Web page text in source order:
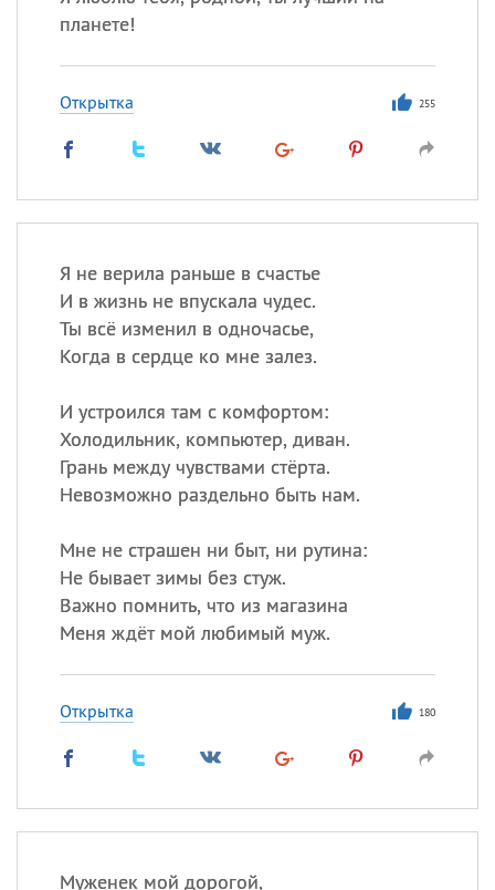
планете!
Открытка 255
Я не верила раньше в счастье
И в жизнь не впускала чудес.
Ты всё изменил в одночасье,
Когда в сердце ко мне залез.
И устроился там с комфортом:
Холодильник, компьютер, диван.
Грань между чувствами стёрта.
Невозможно раздельно быть нам.
Мне не страшен ни быт, ни рутина:
Не бывает зимы без стуж.
Важно помнить, что из магазина
Меня ждёт мой любимый муж.
Открытка 180
Муженек мой дорогой,